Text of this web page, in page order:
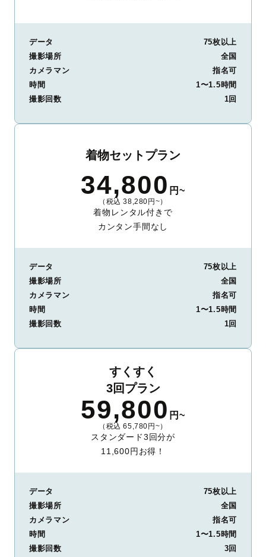
データ
75枚以上
撮影場所
全国
カメラマン
指名可
時間
1〜1.5時間
撮影回数
1回
着物セットプラン
34,800 円~
（税込 38,280円~）
着物レンタル付きで
カンタン手間なし
データ
75枚以上
撮影場所
全国
カメラマン
指名可
時間
1〜1.5時間
撮影回数
1回
すくすく
3回プラン
59,800 円~
（税込 65,780円~）
スタンダード3回分が
11,600円お得！
データ
75枚以上
撮影場所
全国
カメラマン
指名可
時間
1〜1.5時間
撮影回数
3回